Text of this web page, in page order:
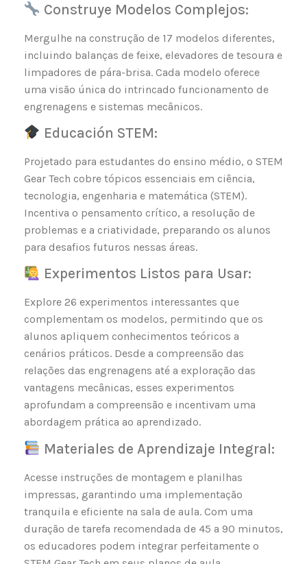
Construye Modelos Complejos:
Mergulhe na construção de 17 modelos diferentes,
incluindo balanças de feixe, elevadores de tesoura e
limpadores de pára-brisa. Cada modelo oferece
uma visão única do intrincado funcionamento de
engrenagens e sistemas mecânicos.
Educación STEM:
Projetado para estudantes do ensino médio, o STEM
Gear Tech cobre tópicos essenciais em ciência,
tecnologia, engenharia e matemática (STEM).
Incentiva o pensamento crítico, a resolução de
problemas e a criatividade, preparando os alunos
para desafios futuros nessas áreas.
Experimentos Listos para Usar:
Explore 26 experimentos interessantes que
complementam os modelos, permitindo que os
alunos apliquem conhecimentos teóricos a
cenários práticos. Desde a compreensão das
relações das engrenagens até a exploração das
vantagens mecânicas, esses experimentos
aprofundam a compreensão e incentivam uma
abordagem prática ao aprendizado.
Materiales de Aprendizaje Integral:
Acesse instruções de montagem e planilhas
impressas, garantindo uma implementação
tranquila e eficiente na sala de aula. Com uma
duração de tarefa recomendada de 45 a 90 minutos,
os educadores podem integrar perfeitamente o